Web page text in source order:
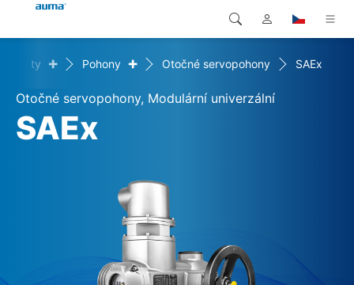
Produkty
Řešení
Global
Evropa
Severní Amerika
Vyhledávání
+ Pohony + Otočné servopohony SAEx
Otočné servopohony, Modulární univerzální
SAEx